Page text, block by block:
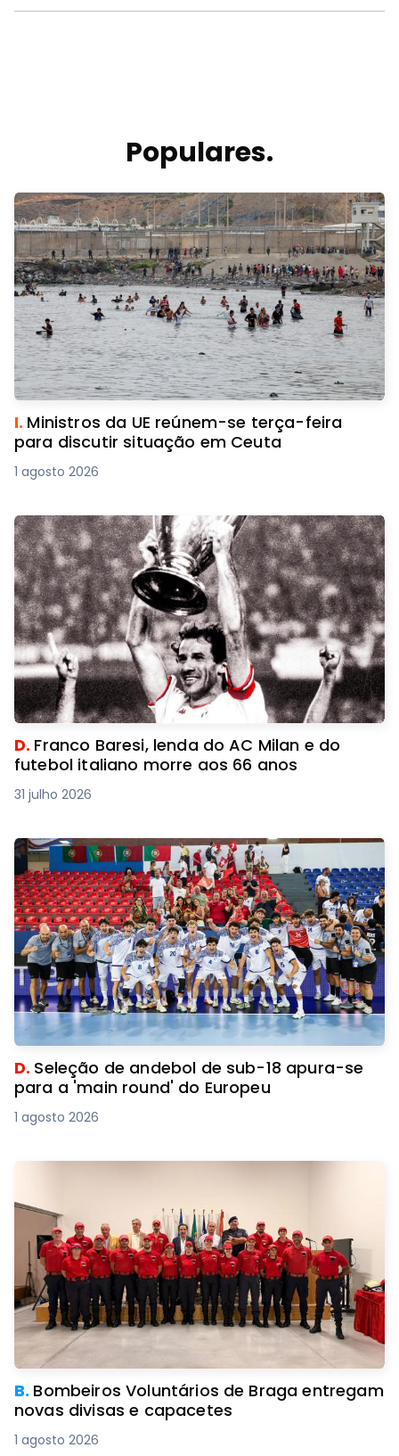
Populares.
I. Ministros da UE reúnem-se terça-feira
para discutir situação em Ceuta
1 agosto 2026
D. Franco Baresi, lenda do AC Milan e do
futebol italiano morre aos 66 anos
31 julho 2026
D. Seleção de andebol de sub-18 apura-se
para a 'main round' do Europeu
1 agosto 2026
B. Bombeiros Voluntários de Braga entregam
novas divisas e capacetes
1 agosto 2026